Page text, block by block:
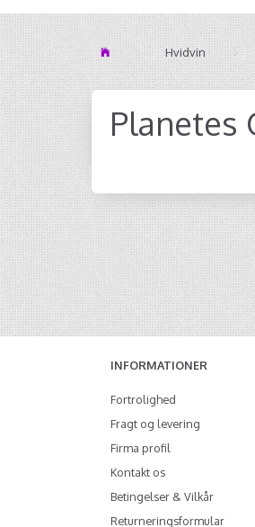
Hvidvin
Planetes
INFORMATIONER
Fortrolighed
Fragt og levering
Firma profil
Kontakt os
Betingelser & Vilkår
Returneringsformular